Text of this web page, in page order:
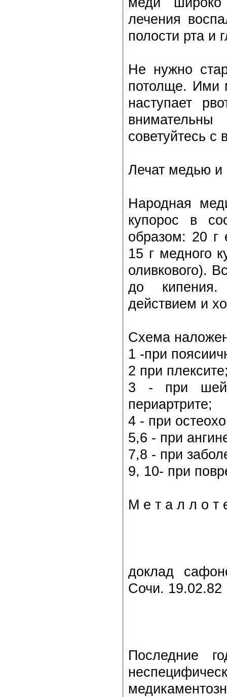
лечения
полости рта и
Не нужно
потолще. Ими
наступает
советуйтесь с
Лечат медью
Народная
купорос в
образом: 20 г
15 г медного
оливкового).
до
действием и
Схема
1 -при
2 при
3 - при
периартрите;
4 - при
5,6 - при
7,8 - при
9, 10- при
М е т а л л о т
доклад
Сочи. 19.02.82
Последние